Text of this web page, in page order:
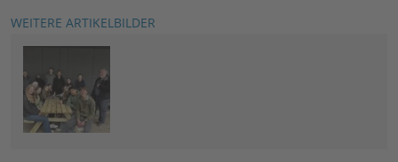
WEITERE ARTIKELBILDER